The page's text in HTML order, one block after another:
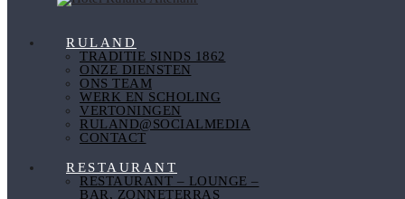
RULAND
TRADITIE SINDS 1862
ONZE DIENSTEN
ONS TEAM
WERK EN SCHOLING
VERTONINGEN
RULAND@SOCIALMEDIA
CONTACT
RESTAURANT
RESTAURANT – LOUNGE –
BAR, ZONNETERRAS